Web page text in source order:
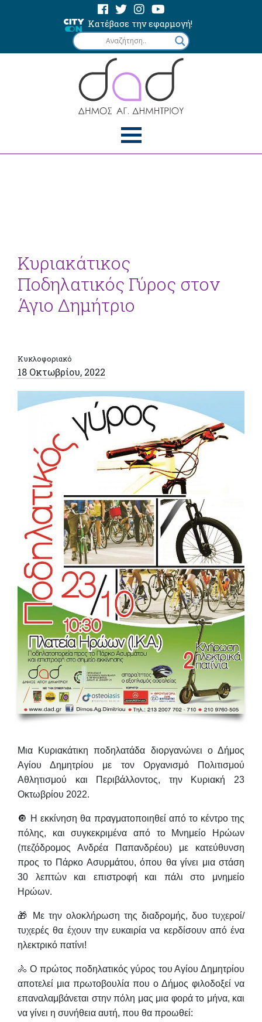
Κατέβασε την εφαρμογή!
Κυριακάτικος
Ποδηλατικός Γύρος στον
Άγιο Δημήτριο
Κυκλοφοριακό
18 Οκτωβρίου, 2022
Μια Κυριακάτικη ποδηλατάδα διοργανώνει ο Δήμος
Αγίου Δημητρίου με τον Οργανισμό Πολιτισμού
Αθλητισμού και Περιβάλλοντος, τηνΚυριακή 23
Οκτωβρίου 2022.
🔘 Η εκκίνηση θα πραγματοποιηθεί από το κέντρο της
πόλης, και συγκεκριμένα από το Mνημείο Ηρώων
(πεζόδρομος Ανδρέα Παπανδρέου) με κατεύθυνση
προς τοΠάρκο Ασυρμάτου, όπου θα γίνει μια στάση
30 λεπτών και επιστροφή και πάλι στο μνημείο
Ηρώων.
🎁 Με την ολοκλήρωση της διαδρομής, δυο τυχεροί/
τυχερές θα έχουν την ευκαιρία να κερδίσουν από ένα
ηλεκτρικό πατίνι!
🚴‍ Ο πρώτος ποδηλατικός γύρος του Αγίου Δημητρίου
αποτελεί μια πρωτοβουλία που ο Δήμος φιλοδοξεί να
επαναλαμβάνεται στην πόλη μας μια φορά το μήνα, και
να γίνει η συνήθεια αυτή, που θα προωθεί: